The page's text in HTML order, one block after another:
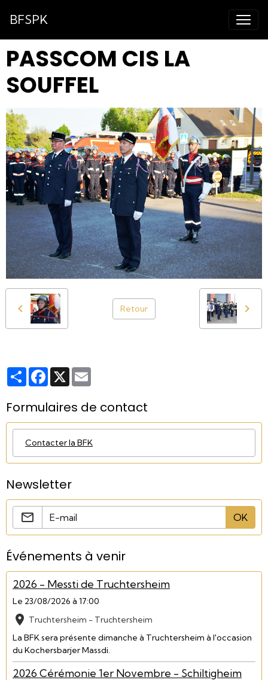
BFSPK
PASSCOM CIS LA
SOUFFEL
Retour
PartagerFacebook
X
Formulaires de contact
Contacter la BFK
Newsletter
OK
Événements à venir
2026 - Messti de Truchtersheim
Le 23/08/2026 à 17:00
Truchtersheim - Truchtersheim
La BFK sera présente dimanche à Truchtersheim à l'occasion
du Kochersbarjer Massdi.
2026 Cérémonie 1er Novembre - Schiltigheim